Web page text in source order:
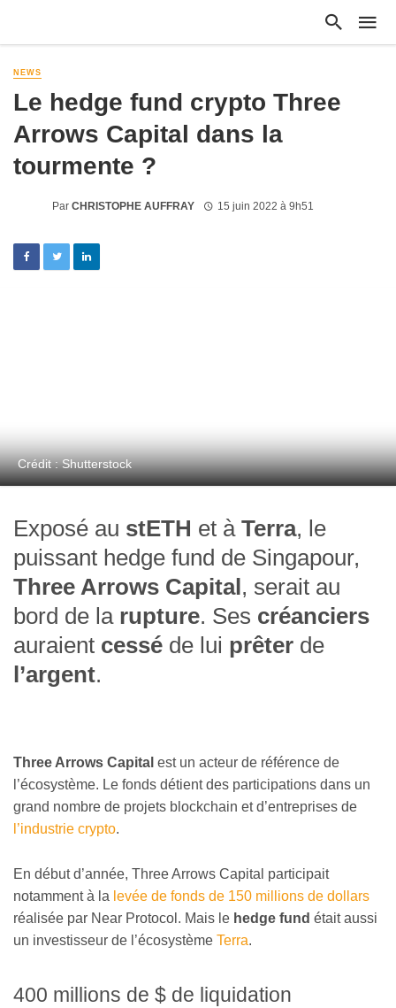
NEWS
Le hedge fund crypto Three
Arrows Capital dans la
tourmente ?
Par CHRISTOPHE AUFFRAY 15 juin 2022 à 9h51
Crédit : Shutterstock
Exposé au stETH et à Terra, le
puissant hedge fund de Singapour,
Three Arrows Capital , serait au
bord de la rupture. Ses créanciers
auraient cessé de lui prêter de
l’argent.
Three Arrows Capital est un acteur de référence de
l’écosystème. Le fonds détient des participations dans un
grand nombre de projets blockchain et d’entreprises de
l’industrie crypto.
En début d’année, Three Arrows Capital participait
notamment à la levée de fonds de 150 millions de dollars
réalisée par Near Protocol. Mais le hedge fund était aussi
un investisseur de l’écosystème Terra.
400 millions de $ de liquidation